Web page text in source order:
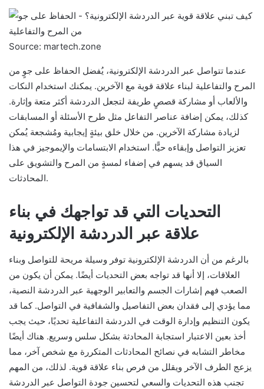
Source: martech.zone
عندما تتواصل عبر الدردشة الإلكترونية، يُفضل الحفاظ على جوٍ من
المرح والتفاعلية لبناء علاقة قوية مع الآخرين. يمكنك استخدام النكات
والألعاب أو مشاركة قصصٍ طريفة لتجعل الدردشة أكثر متعة وإثارة.
كذلك، يمكن إضافة عناصر التفاعل مثل طرح الأسئلة أو المسابقات
لزيادة مشاركة الآخرين. من خلال خلق بيئةٍ إيجابية ومُشجعة يُمكن
تعزيز التواصل وإبقاءه حيًّا. استخدام الابتسامات والإيموجيز في هذا
السياق قد يسهم في إضفاء لمسةٍ من المرح والتشويق على
المحادثات.
التحديات التي قد تواجهك في بناء
علاقة عبر الدردشة الإلكترونية
بالرغم من أن الدردشة الإلكترونية توفر وسيلة مريحة للتواصل وبناء
العلاقات، إلا أنها قد تواجه بعض التحديات أيضًا. يمكن أن يكون من
الصعب فهم إشارات الجسم والتعابير الوجهية عبر الدردشة النصية،
مما يؤدي إلى فقدان بعض التفاصيل والشفافية في التواصل. كما قد
يكون التنظيم وإدارة الوقت في الدردشة التفاعلية تحديًا، حيث يجب
أخذ بعين الاعتبار استجابة المحادثة بشكل سلس وسريع. هناك أيضًا
مخاطر التشابه في نصائح المحادثات المتكررة مع شخص آخر، مما
يزعج الطرف الآخر ويقلل من فرص بناء علاقة قوية. لذلك، من المهم
تجنب هذه التحديات والسعي لتحسين جودة التواصل عبر الدردشة